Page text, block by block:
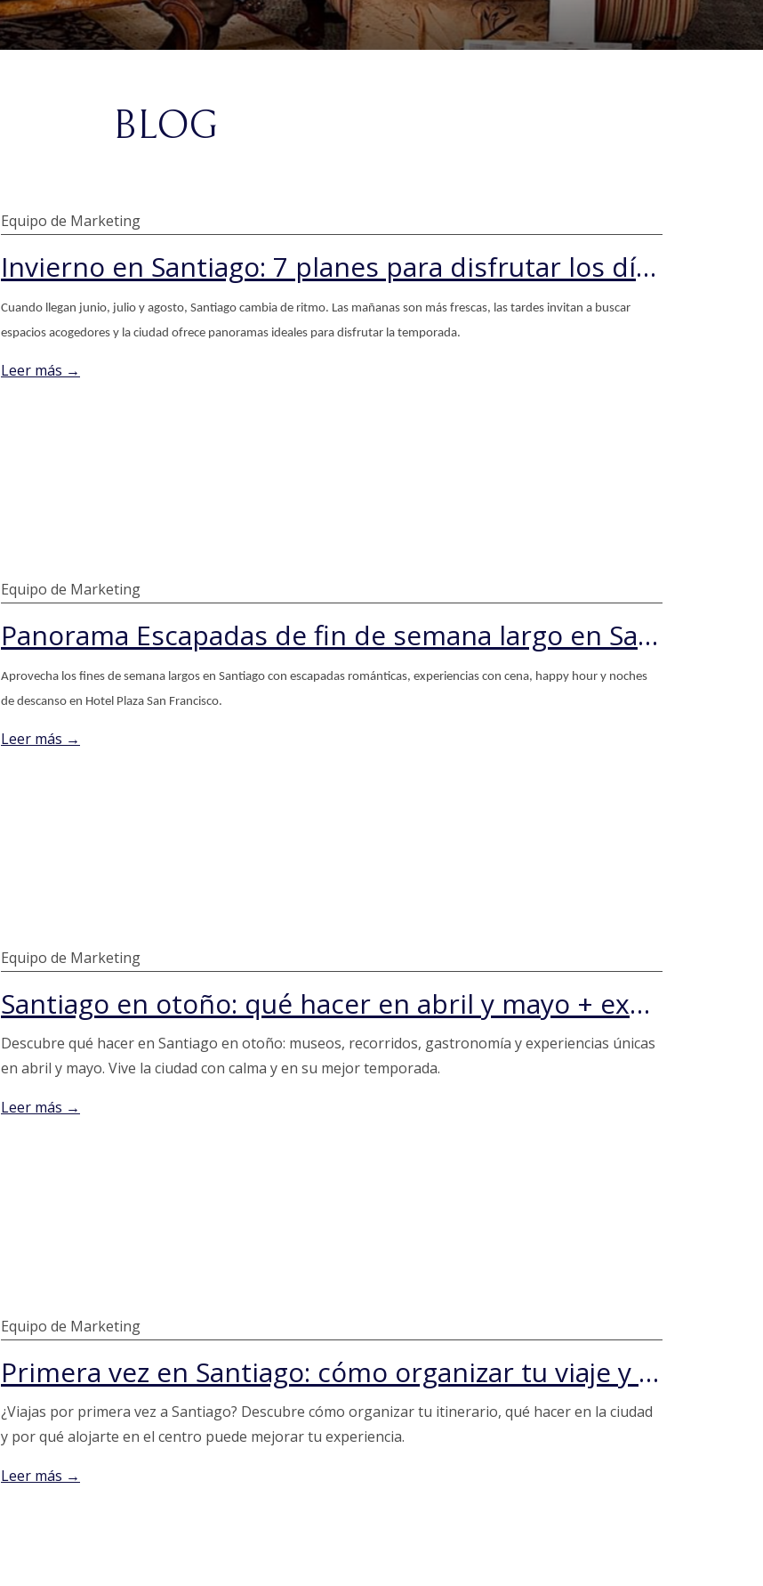
de
llegada
BLOG
Equipo de Marketing
Invierno en Santiago: 7 planes para disfrutar los días fríos
Cuando llegan junio, julio y agosto, Santiago cambia de ritmo. Las mañanas son más frescas, las tardes invitan a buscar
espacios acogedores y la ciudad ofrece panoramas ideales para disfrutar la temporada.
Leer más
Equipo de Marketing
Panorama Escapadas de fin de semana largo en Santiago | Hotel Plaza San Francisco
Aprovecha los fines de semana largos en Santiago con escapadas románticas, experiencias con cena, happy hour y noches
de descanso en Hotel Plaza San Francisco.
Leer más
Equipo de Marketing
Santiago en otoño: qué hacer en abril y mayo + experiencias imperdibles
Descubre qué hacer en Santiago en otoño: museos, recorridos, gastronomía y experiencias únicas
en abril y mayo. Vive la ciudad con calma y en su mejor temporada.
Leer más
Equipo de Marketing
Primera vez en Santiago: cómo organizar tu viaje y dónde hospedarte
¿Viajas por primera vez a Santiago? Descubre cómo organizar tu itinerario, qué hacer en la ciudad
y por qué alojarte en el centro puede mejorar tu experiencia.
Leer más